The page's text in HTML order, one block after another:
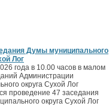
Думы муниципального
Лог
года в 10.00 часов в малом
Администрации
округа Сухой Лог
проведение 47 заседания
округа Сухой Лог